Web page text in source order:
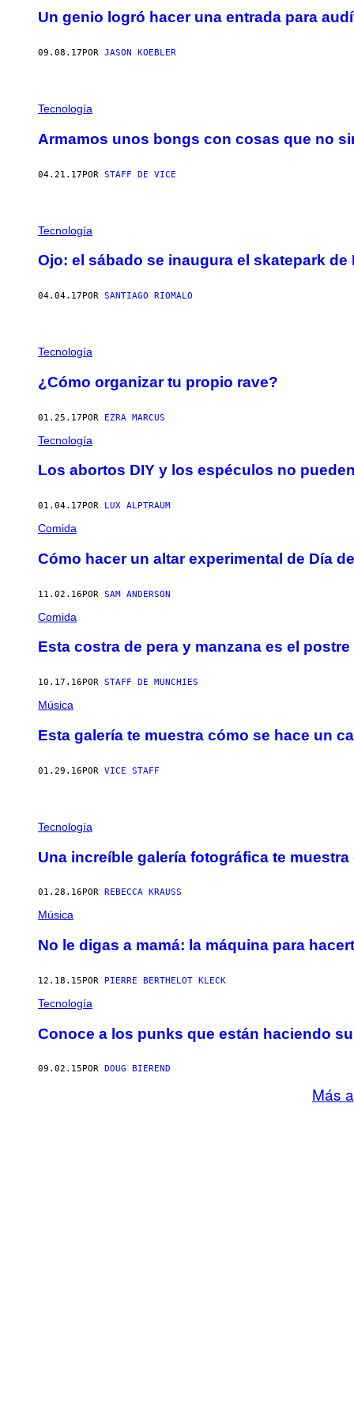
Un genio logró hacer una entrada para
09.08.17 POR JASON KOEBLER
Tecnología
Armamos unos bongs con cosas que no
04.21.17POR STAFF DE VICE
Tecnología
Ojo: el sábado se inaugura el skatepark de
04.04.17 POR SANTIAGO RIOMALO
Tecnología
¿Cómo organizar tu propio rave?
01.25.17POR EZRA MARCUS
Tecnología
Los abortos DIY y los espéculos no
01.04.17 POR LUX ALPTRAUM
Comida
Cómo hacer un altar experimental de Día
11.02.16POR SAM ANDERSON
Comida
Esta costra de pera y manzana es el
10.17.16 POR STAFF DE MUNCHIES
Música
Esta galería te muestra cómo se hace un
01.29.16POR VICE STAFF
Tecnología
Una increíble galería fotográfica te
01.28.16 POR REBECCA KRAUSS
Música
No le digas a mamá: la máquina para
12.18.15POR PIERRE BERTHELOT KLECK
Tecnología
Conoce a los punks que están haciendo
09.02.15 POR DOUG BIEREND
Más